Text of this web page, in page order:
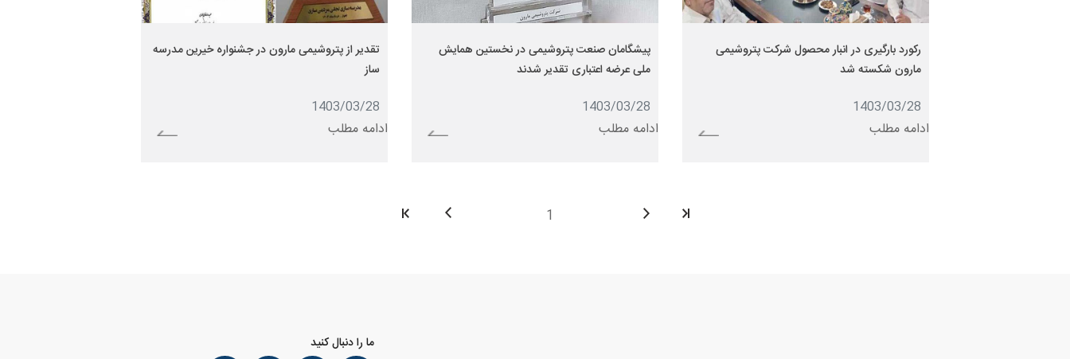
رکورد بارگیری در انبار محصول شرکت پتروشیمی
مارون شکسته شد
1403/03/28
ادامه مطلب
پیشگامان صنعت پتروشیمی در نخستین همایش
ملی عرضه اعتباری تقدیر شدند
1403/03/28
ادامه مطلب
تقدیر از پتروشیمی مارون در جشنواره خیرین مدرسه
ساز
1403/03/28
ادامه مطلب
اولین قبلی بعدی آخرین
ما را دنبال کنید